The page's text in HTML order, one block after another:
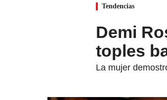
Tendencias
Demi
toples
La mujer